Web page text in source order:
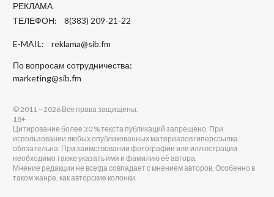
РЕКЛАМА
ТЕЛЕФОН: 8(383) 209-21-22
E-MAIL: reklama@sib.fm
По вопросам сотрудничества:
marketing@sib.fm
© 2011—2026 Все права защищены.
18+
Цитирование более 30 % текста публикаций запрещено. При
использовании любых опубликованных материалов гиперссылка
обязательна. При заимствовании фотографии или иллюстрации
необходимо также указать имя и фамилию её автора.
Мнение редакции не всегда совпадает с мнением авторов. Особенно в
таком жанре, как авторские колонки.